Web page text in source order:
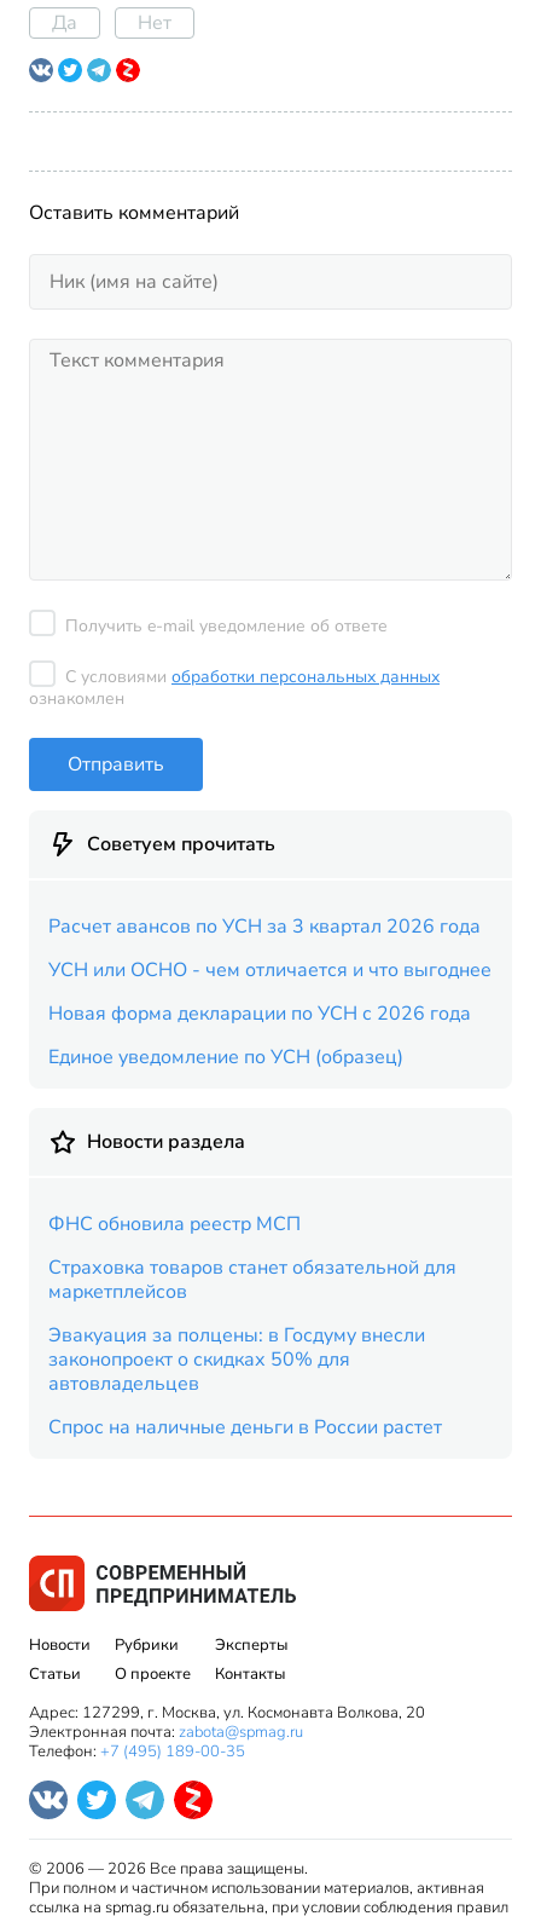
Да
Нет
Оставить комментарий
Получить e-mail уведомление об ответе
С условиями обработки персональных данных
ознакомлен
Отправить
Советуем прочитать
Расчет авансов по УСН за 3 квартал 2026 года
УСН или ОСНО - чем отличается и что выгоднее
Новая форма декларации по УСН с 2026 года
Единое уведомление по УСН (образец)
Новости раздела
ФНС обновила реестр МСП
Страховка товаров станет обязательной для
маркетплейсов
Эвакуация за полцены: в Госдуму внесли
законопроект о скидках 50% для
автовладельцев
Спрос на наличные деньги в России растет
Новости
Статьи
Рубрики
О проекте
Эксперты
Контакты
Адрес: 127299, г. Москва, ул. Космонавта Волкова, 20
Электронная почта: zabota@spmag.ru
Телефон: +7 (495) 189-00-35
© 2006 — 2026 Все права защищены.
При полном и частичном использовании материалов, активная
ссылка на spmag.ru обязательна, при условии соблюдения правил